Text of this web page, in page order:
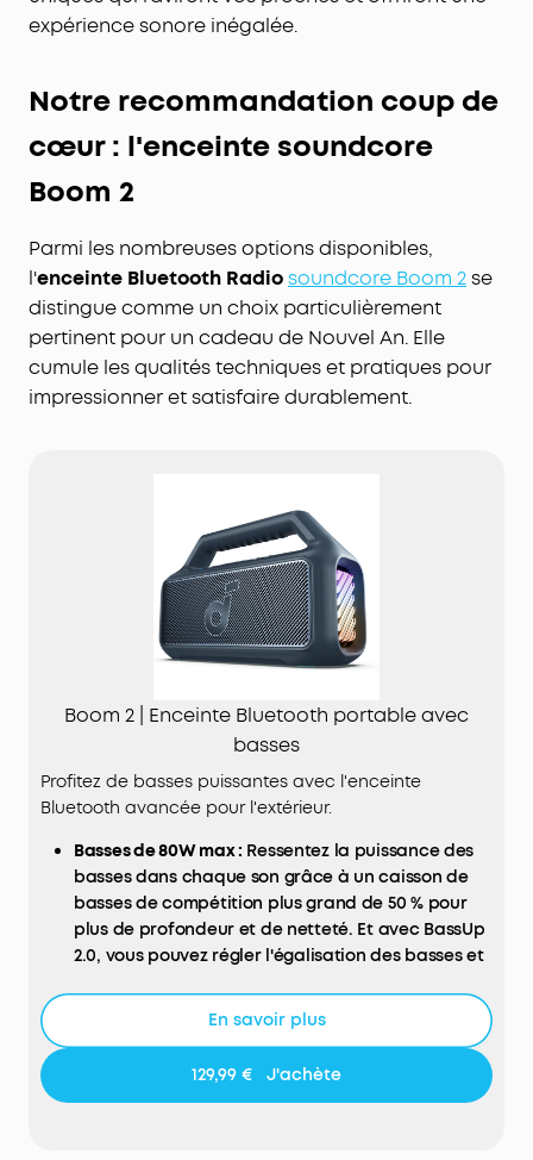
expérience sonore inégalée.
Notre recommandation coup de
cœur : l'enceinte soundcore
Boom 2
Parmi les nombreuses options disponibles,
l'enceinte Bluetooth Radiosoundcore Boom 2se
distingue comme un choix particulièrement
pertinent pour un cadeau de Nouvel An. Elle
cumule les qualités techniques et pratiques pour
impressionner et satisfaire durablement.
Boom 2 | Enceinte Bluetooth portable avec
basses
Profitez de basses puissantes avec l'enceinte
Bluetooth avancée pour l'extérieur.
Basses de 80W max : Ressentez la puissance des
basses dans chaque son grâce à un caisson de
basses de compétition plus grand de 50 % pour
plus de profondeur et de netteté. Et avec BassUp️
2.0, vous pouvez régler l'égalisation des basses et
Un caisson de basse de 40 W et
nets et des basses profondes, équilibrés par une
En savoir plus
129,99 € J'achète